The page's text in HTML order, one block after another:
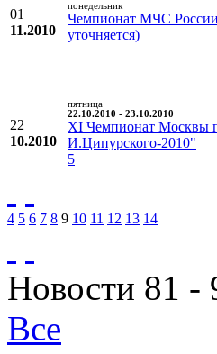
01
11.2010
понедельник
Чемпионат МЧС
уточняется)
22
10.2010
пятница
22.10.2010 - 23.10.2010
XI Чемпионат Москвы
И.Ципурского-2010"
5
4 5 6 7 8 9 10 11 12 13 14
Новости 81 -
Все